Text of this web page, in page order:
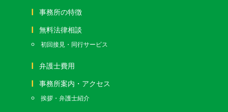
事務所の特徴
無料法律相談
初回接見・同行サービス
弁護士費用
事務所案内・アクセス
挨拶・弁護士紹介